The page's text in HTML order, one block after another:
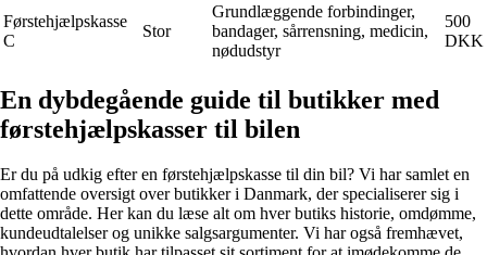
Førstehjælpskasse
C
Stor
Grundlæggende forbindinger,
bandager, sårrensning, medicin,
nødudstyr
500
DKK
En dybdegående guide til butikker med
førstehjælpskasser til bilen
Er du på udkig efter en førstehjælpskasse til din bil? Vi har samlet en
omfattende oversigt over butikker i Danmark, der specialiserer sig i
dette område. Her kan du læse alt om hver butiks historie, omdømme,
kundeudtalelser og unikke salgsargumenter. Vi har også fremhævet,